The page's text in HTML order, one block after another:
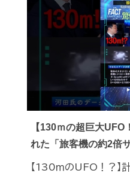
【130ｍの超巨大
れた「旅客機の約2倍
【130ｍのUFO！？】